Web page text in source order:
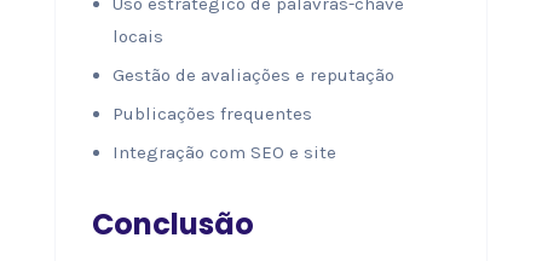
locais
Gestão de avaliações e reputação
Publicações frequentes
Integração com SEO e site
Conclusão